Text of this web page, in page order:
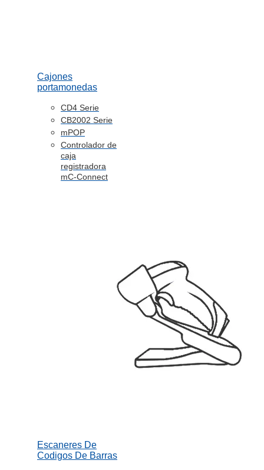
Cajones
portamonedas
CD4 Serie
CB2002 Serie
mPOP
Controlador de
caja
registradora
mC-Connect
Escaneres De
Codigos De Barras